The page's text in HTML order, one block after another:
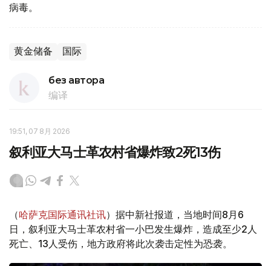
病毒。
黄金储备 国际
без автора
编译
19:51, 07 8月 2026
叙利亚大马士革农村省爆炸致2死13伤
（哈萨克国际通讯社讯）据中新社报道，当地时间8月6
日，叙利亚大马士革农村省一小巴发生爆炸，造成至少2人
死亡、13人受伤，地方政府将此次袭击定性为恐袭。